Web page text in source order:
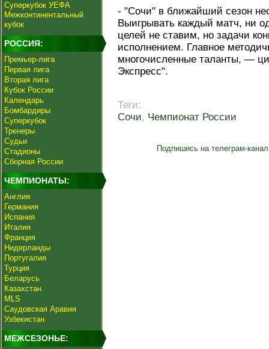
Суперкубок УЕФА
Межконтинентальный
кубок
РОССИЯ:
Премьер-лига
Первая лига
Вторая лига
Кубок России
Календарь
Бомбардиры
Суперкубок
Тренеры
Судьи
Стадионы
Сборная России
ЧЕМПИОНАТЫ:
Англия
Германия
Испания
Италия
Франция
Нидерланды
Португалия
Турция
Беларусь
Казахстан
MLS
Саудовская Аравия
Узбекистан
МЕЖСЕЗОНЬЕ:
- "Сочи" в ближайший сезон
Выигрывать каждый матч, ни
целей не ставим, но задачи
исполнением. Главное
многочисленные таланты, —
Экспресс".
Теги:
Сочи, Чемпионат России
Подпишись на телеграм-